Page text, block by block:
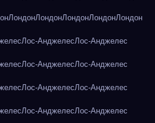
ЛондонЛондонЛондонЛондонЛондон
Лос-АнджелесЛос-Анджелес
Лос-АнджелесЛос-Анджелес
Лос-АнджелесЛос-Анджелес
Лос-АнджелесЛос-Анджелес